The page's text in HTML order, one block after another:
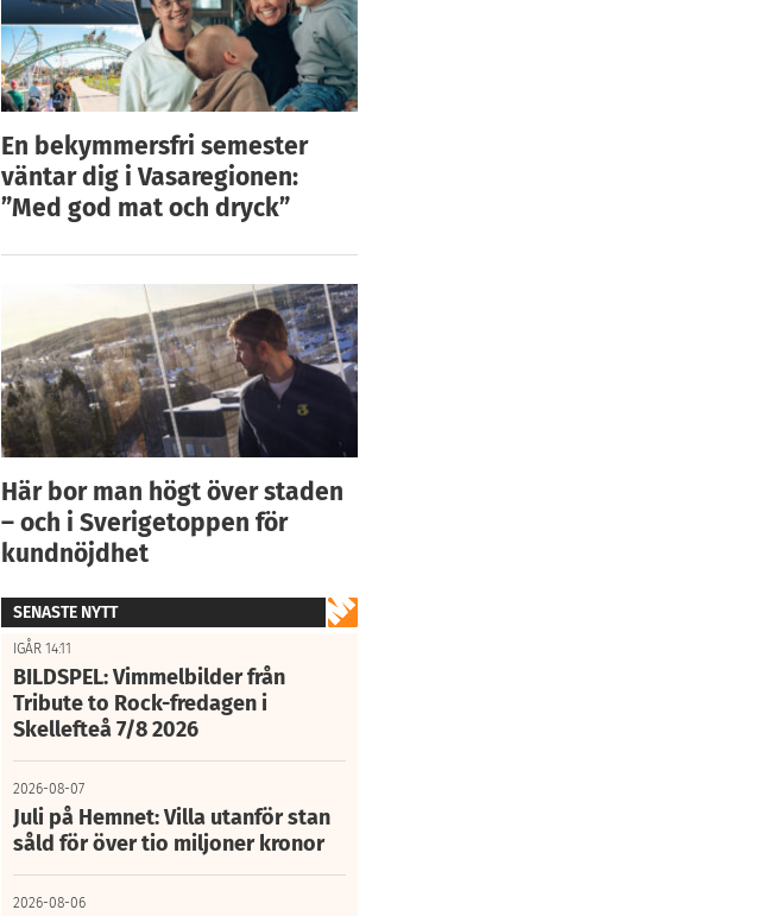
En bekymmersfri semester
väntar dig i Vasaregionen:
”Med god mat och dryck”
Här bor man högt över staden
– och i Sverigetoppen för
kundnöjdhet
SENASTE NYTT
IGÅR 14:11
BILDSPEL: Vimmelbilder från
Tribute to Rock-fredagen i
Skellefteå 7/8 2026
2026-08-07
Juli på Hemnet: Villa utanför stan
såld för över tio miljoner kronor
2026-08-06